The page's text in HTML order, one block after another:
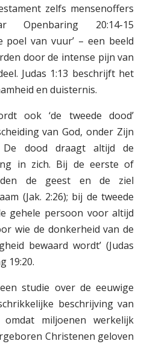
zelfs mensenoffers
Openbaring 20:14-15
poel van vuur’ – een beeld
door de intense pijn van
Judas 1:13 beschrijft het
en duisternis.
ook ‘de tweede dood’
van God, onder Zijn
De dood draagt altijd de
in zich. Bij de eerste of
de geest en de ziel
(Jak. 2:26); bij de tweede
gehele persoon voor altijd
wie de donkerheid van de
bewaard wordt’ (Judas
19:20.
studie over de eeuwige
beschrijving van
miljoenen werkelijk
Christenen geloven